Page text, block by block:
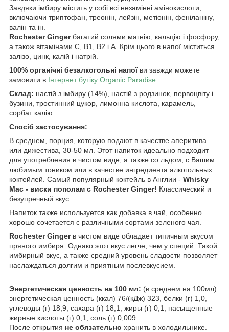
Завдяки імбиру містить у собі всі незамінні амінокислоти,
включаючи триптофан, треонін, лейзін, метіонін, феніланіну,
валін та ін.
Rochester Gingerбагатий солями магнію, кальцію і фосфору,
а також вітамінами С, В1, В2 і А. Крім цього в напої міститься
залізо, цинк, калій і натрій.
100% органічні безалкогольні напоїви завжди можете
замовити в Інтернет бутіку Organic Paradise.
Склад: настій з імбиру (14%), настій з родзинок, первоцвіту і
бузини, тростинний цукор, лимонна кислота, карамель,
сорбат калію.
Спосіб застосування:
В среднем, порция, которую подают в качестве аперитива
или дижестива, 30-50 мл. Этот напиток идеально подходит
для употребления в чистом виде, а также со льдом, с Вашим
любимым тоником или в качестве ингредиента алкогольных
коктейлей. Самый популярный коктейль в Англии - Whisky
Mac - виски пополам с Rochester Ginger! Классический и
безупречный вкус.
Напиток также используется как добавка в чай, особенно
хорошо сочетается с различными сортами зеленого чая.
Rochester Gingerв чистом виде обладает типичным вкусом
пряного имбиря. Однако этот вкус легче, чем у специй. Такой
имбирный вкус, а также средний уровень сладости позволяет
наслаждаться долгим и приятным послевкусием.
Энергетическая ценность на 100 мл: (в среднем на 100мл)
энергетическая ценность (ккал) 76/(кДж) 323, белки (г) 1,0,
углеводы (г) 18,9, сахара (г) 18,1, жиры (г) 0,1, насыщенные
жирные кислоты (г) 0,1, соль (г) 0,009
После открытия не обязательно хранить в холодильнике.